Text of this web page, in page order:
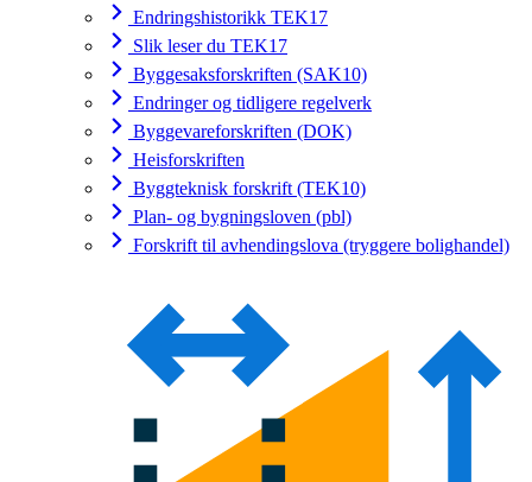
Endringshistorikk TEK17
Slik leser du TEK17
Byggesaksforskriften (SAK10)
Endringer og tidligere regelverk
Byggevareforskriften (DOK)
Heisforskriften
Byggteknisk forskrift (TEK10)
Plan- og bygningsloven (pbl)
Forskrift til avhendingslova (tryggere bolighandel)